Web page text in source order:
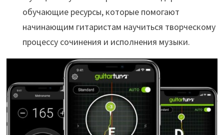
обучающие ресурсы, которые помогают
начинающим гитаристам научиться творческому
процессу сочинения и исполнения музыки.